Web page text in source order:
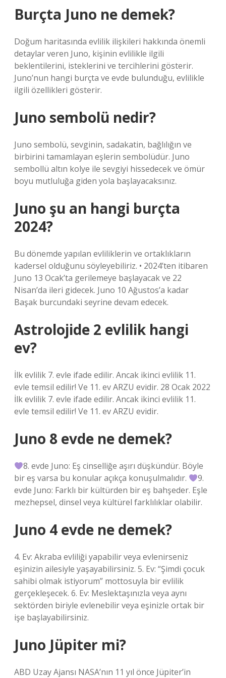
Burçta Juno ne demek?
Doğum haritasında evlilik ilişkileri hakkında önemli
detaylar veren Juno, kişinin evlilikle ilgili
beklentilerini, isteklerini ve tercihlerini gösterir.
Juno’nun hangi burçta ve evde bulunduğu, evlilikle
ilgili özellikleri gösterir.
Juno sembolü nedir?
Juno sembolü, sevginin, sadakatin, bağlılığın ve
birbirini tamamlayan eşlerin sembolüdür. Juno
sembollü altın kolye ile sevgiyi hissedecek ve ömür
boyu mutluluğa giden yola başlayacaksınız.
Juno şu an hangi burçta
2024?
Bu dönemde yapılan evliliklerin ve ortaklıkların
kadersel olduğunu söyleyebiliriz. • 2024’ten itibaren
Juno 13 Ocak’ta gerilemeye başlayacak ve 22
Nisan’da ileri gidecek. Juno 10 Ağustos’a kadar
Başak burcundaki seyrine devam edecek.
Astrolojide 2 evlilik hangi
ev?
İlk evlilik 7. evle ifade edilir. Ancak ikinci evlilik 11.
evle temsil edilir! Ve 11. ev ARZU evidir. 28 Ocak 2022
İlk evlilik 7. evle ifade edilir. Ancak ikinci evlilik 11.
evle temsil edilir! Ve 11. ev ARZU evidir.
Juno 8 evde ne demek?
8. evde Juno: Eş cinselliğe aşırı düşkündür. Böyle
bir eş varsa bu konular açıkça konuşulmalıdır.
9.
evde Juno: Farklı bir kültürden bir eş bahşeder. Eşle
mezhepsel, dinsel veya kültürel farklılıklar olabilir.
Juno 4 evde ne demek?
4. Ev: Akraba evliliği yapabilir veya evlenirseniz
eşinizin ailesiyle yaşayabilirsiniz. 5. Ev: “Şimdi çocuk
sahibi olmak istiyorum” mottosuyla bir evlilik
gerçekleşecek. 6. Ev: Meslektaşınızla veya aynı
sektörden biriyle evlenebilir veya eşinizle ortak bir
işe başlayabilirsiniz.
Juno Jüpiter mi?
ABD Uzay Ajansı NASA’nın 11 yıl önce Jüpiter’in